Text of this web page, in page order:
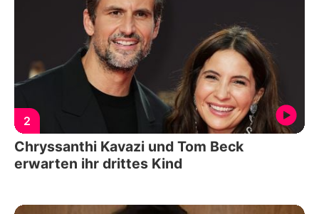
2
Chryssanthi Kavazi und Tom Beck
erwarten ihr drittes Kind